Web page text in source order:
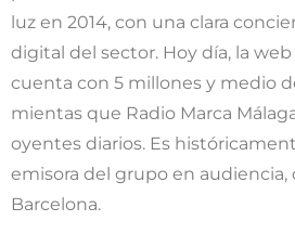
luz en 2014, con una clara
digital del sector. Hoy día, la
cuenta con 5 millones y medio
mientas que Radio Marca
oyentes diarios. Es
emisora del grupo en audiencia,
Barcelona.